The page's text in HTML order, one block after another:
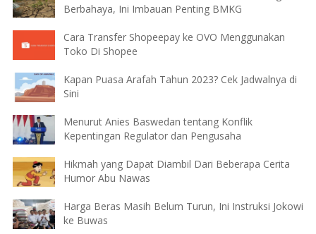
Berbahaya, Ini Imbauan Penting BMKG
Cara Transfer Shopeepay ke OVO Menggunakan
Toko Di Shopee
Kapan Puasa Arafah Tahun 2023? Cek Jadwalnya di
Sini
Menurut Anies Baswedan tentang Konflik
Kepentingan Regulator dan Pengusaha
Hikmah yang Dapat Diambil Dari Beberapa Cerita
Humor Abu Nawas
Harga Beras Masih Belum Turun, Ini Instruksi Jokowi
ke Buwas